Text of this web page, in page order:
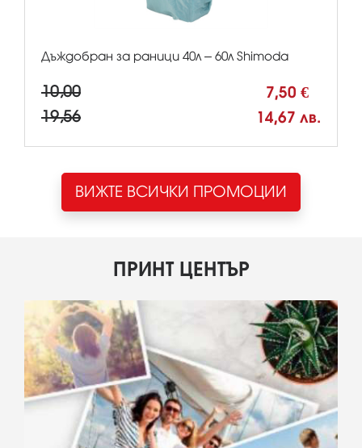
Дъждобран за раници 40л – 60л Shimoda
10,00 7,50 €
19,56 14,67 лв.
ВИЖТЕ ВСИЧКИ ПРОМОЦИИ
ПРИНТ ЦЕНТЪР